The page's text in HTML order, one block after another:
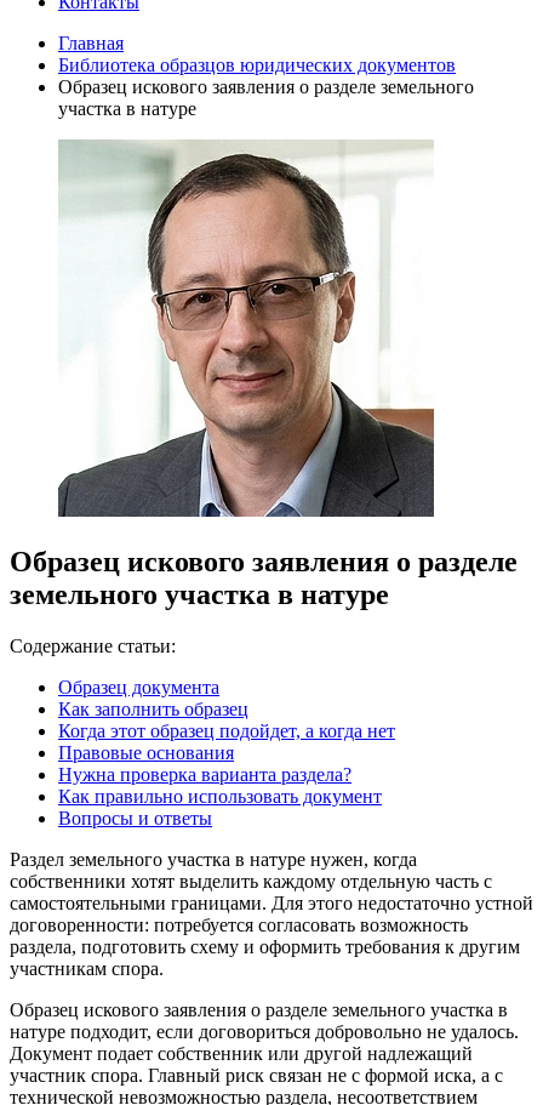
Главная
Библиотека образцов юридических документов
Образец искового заявления о разделе земельного
участка в натуре
Образец искового заявления о разделе
земельного участка в натуре
Содержание статьи:
Образец документа
Как заполнить образец
Когда этот образец подойдет, а когда нет
Правовые основания
Нужна проверка варианта раздела?
Как правильно использовать документ
Вопросы и ответы
Раздел земельного участка в натуре нужен, когда
собственники хотят выделить каждому отдельную часть с
самостоятельными границами. Для этого недостаточно устной
договоренности: потребуется согласовать возможность
раздела, подготовить схему и оформить требования к другим
участникам спора.
Образец искового заявления о разделе земельного участка в
натуре подходит, если договориться добровольно не удалось.
Документ подает собственник или другой надлежащий
участник спора. Главный риск связан не с формой иска, а с
технической невозможностью раздела, несоответствием